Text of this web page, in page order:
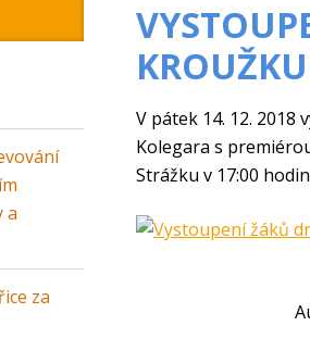
KROUŽKU
V pátek 14. 12. 2018
Kolegara s
Strážku v 17:00
a
za